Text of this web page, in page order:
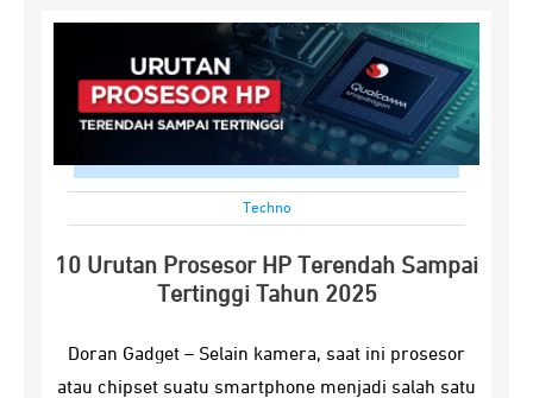
Techno
10 Urutan Prosesor HP Terendah Sampai
Tertinggi Tahun 2025
Doran Gadget – Selain kamera, saat ini prosesor
atau chipset suatu smartphone menjadi salah satu